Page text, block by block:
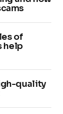
of
help
quality